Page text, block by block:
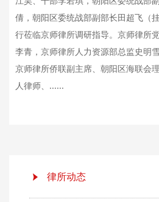
倩，朝阳区委统战部副部长田超飞（
行莅临京师律所调研指导。京师律所
李青，京师律所人力资源部总监史明
京师律所侨联副主席、朝阳区海联会
人律师、......
律所动态